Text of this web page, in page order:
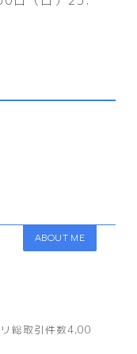
ABOUT ME
総取引件数4,00